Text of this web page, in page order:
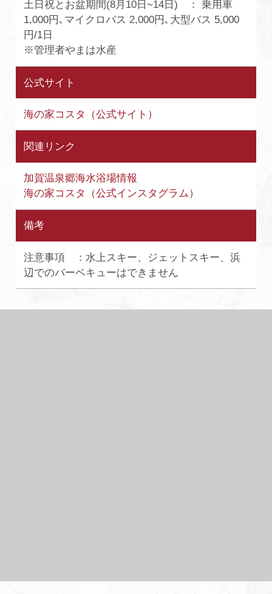
土日祝とお盆期間(8月10日~14日) ： 乗用車
1,000円､マイクロバス 2,000円､大型バス 5,000
円/1日
※管理者やまは水産
公式サイト
海の家コスタ（公式サイト）
関連リンク
加賀温泉郷海水浴場情報
海の家コスタ（公式インスタグラム）
備考
注意事項 ：水上スキー、ジェットスキー、浜
辺でのバーベキューはできません